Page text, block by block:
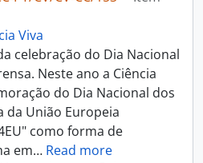
Viva
celebração do Dia Nacional
Neste ano a Ciência
do Dia Nacional dos
da União Europeia
como forma de
em… Read more